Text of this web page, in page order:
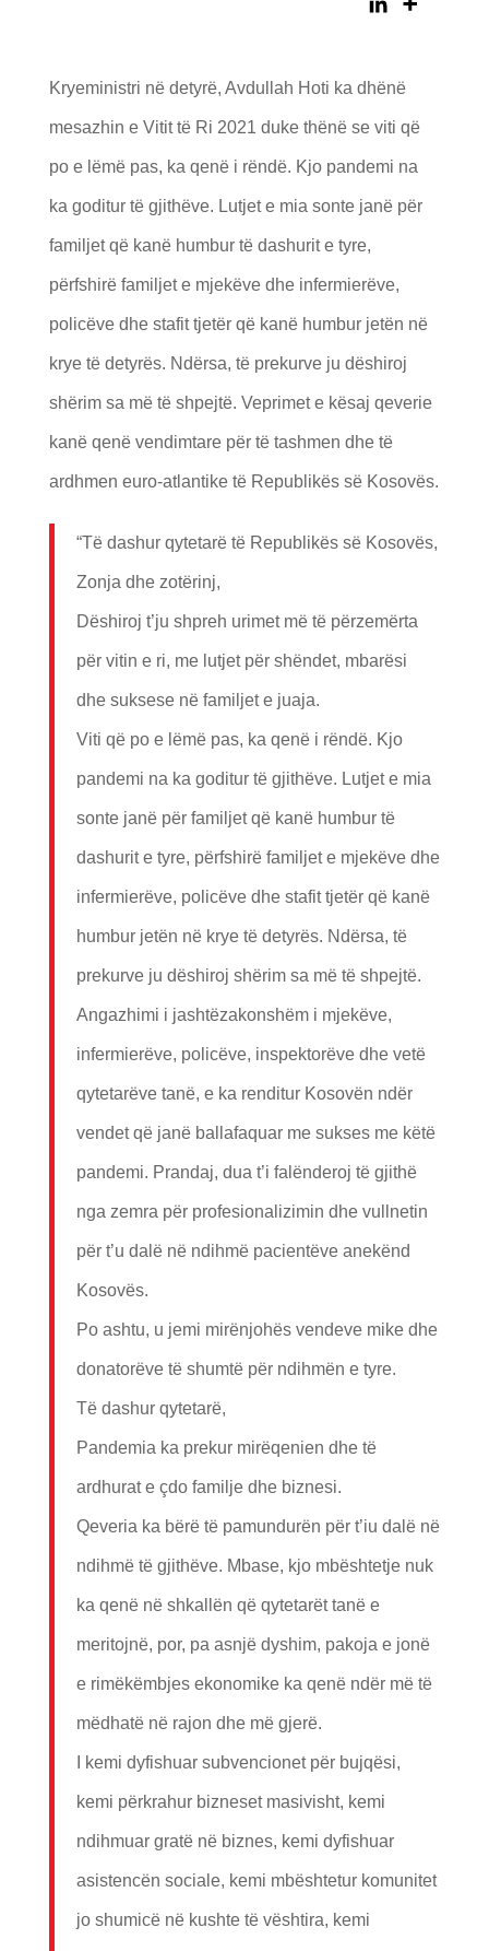
Kryeministri në detyrë, Avdullah Hoti ka dhënë
mesazhin e Vitit të Ri 2021 duke thënë se viti që
po e lëmë pas, ka qenë i rëndë. Kjo pandemi na
ka goditur të gjithëve. Lutjet e mia sonte janë për
familjet që kanë humbur të dashurit e tyre,
përfshirë familjet e mjekëve dhe infermierëve,
policëve dhe stafit tjetër që kanë humbur jetën në
krye të detyrës. Ndërsa, të prekurve ju dëshiroj
shërim sa më të shpejtë. Veprimet e kësaj qeverie
kanë qenë vendimtare për të tashmen dhe të
ardhmen euro-atlantike të Republikës së Kosovës.
“Të dashur qytetarë të Republikës së Kosovës,
Zonja dhe zotërinj,
Dëshiroj t’ju shpreh urimet më të përzemërta
për vitin e ri, me lutjet për shëndet, mbarësi
dhe suksese në familjet e juaja.
Viti që po e lëmë pas, ka qenë i rëndë. Kjo
pandemi na ka goditur të gjithëve. Lutjet e mia
sonte janë për familjet që kanë humbur të
dashurit e tyre, përfshirë familjet e mjekëve dhe
infermierëve, policëve dhe stafit tjetër që kanë
humbur jetën në krye të detyrës. Ndërsa, të
prekurve ju dëshiroj shërim sa më të shpejtë.
Angazhimi i jashtëzakonshëm i mjekëve,
infermierëve, policëve, inspektorëve dhe vetë
qytetarëve tanë, e ka renditur Kosovën ndër
vendet që janë ballafaquar me sukses me këtë
pandemi. Prandaj, dua t’i falënderoj të gjithë
nga zemra për profesionalizimin dhe vullnetin
për t’u dalë në ndihmë pacientëve anekënd
Kosovës.
Po ashtu, u jemi mirënjohës vendeve mike dhe
donatorëve të shumtë për ndihmën e tyre.
Të dashur qytetarë,
Pandemia ka prekur mirëqenien dhe të
ardhurat e çdo familje dhe biznesi.
Qeveria ka bërë të pamundurën për t’iu dalë në
ndihmë të gjithëve. Mbase, kjo mbështetje nuk
ka qenë në shkallën që qytetarët tanë e
meritojnë, por, pa asnjë dyshim, pakoja e jonë
e rimëkëmbjes ekonomike ka qenë ndër më të
mëdhatë në rajon dhe më gjerë.
I kemi dyfishuar subvencionet për bujqësi,
kemi përkrahur bizneset masivisht, kemi
ndihmuar gratë në biznes, kemi dyfishuar
asistencën sociale, kemi mbështetur komunitet
jo shumicë në kushte të vështira, kemi